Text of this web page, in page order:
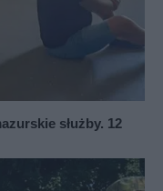
służby. 12